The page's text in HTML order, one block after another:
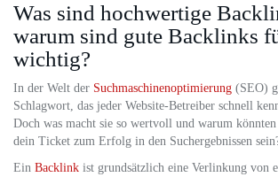
Was sind hochwertige
warum sind gute Backlinks
wichtig?
In der Welt der Suchmaschinenoptimierung (SEO)
Schlagwort, das jeder Website-Betreiber schnell
Doch was macht sie so wertvoll und warum
dein Ticket zum Erfolg in den Suchergebnissen
Ein Backlink ist grundsätzlich eine Verlinkung von